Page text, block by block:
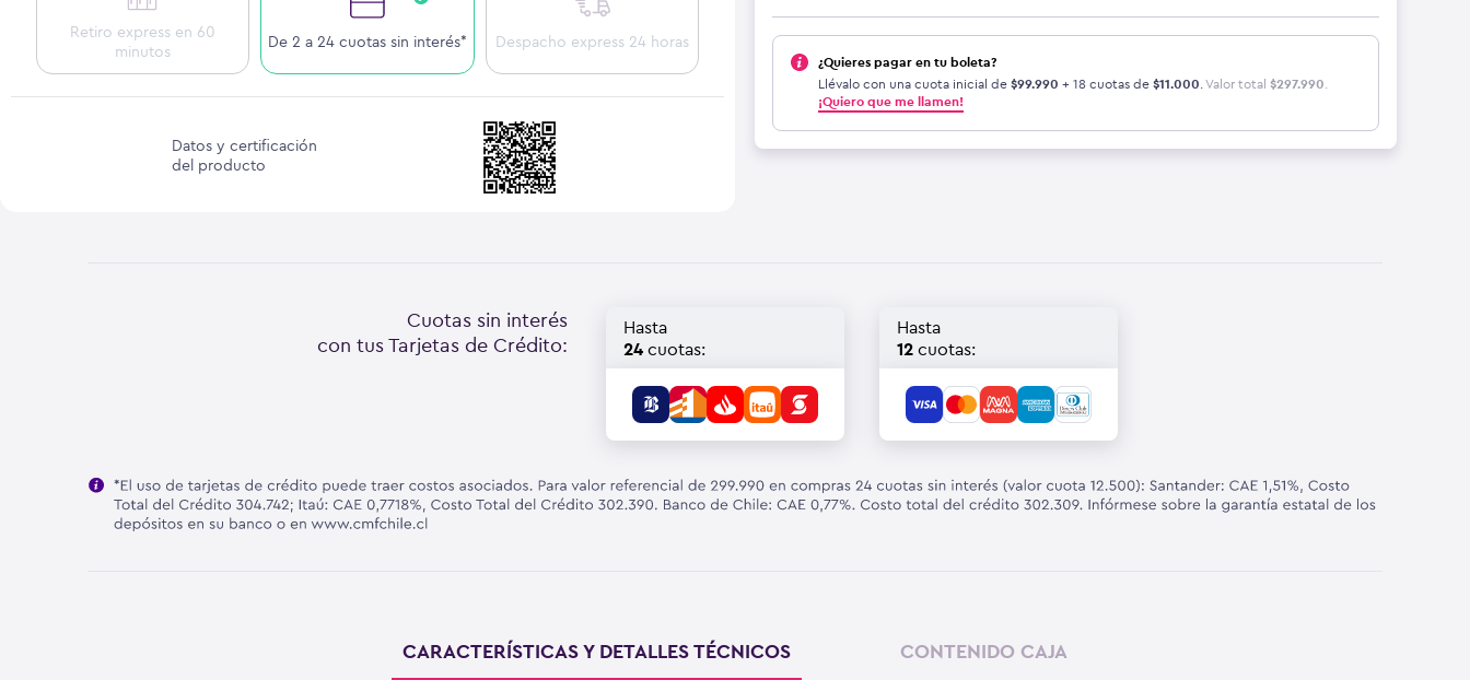
Retiro express en 60
minutos
De 2 a 24 cuotas sin interés* Despacho express 24 horas
Datos y certificación
del producto
¿Quieres pagar en tu boleta?
Llévalo con una cuota inicial de $99.990 + 18 cuotas de $11.000.Valor total $297.990.
¡Quiero que me llamen!
Cuotas sin interés
con tus Tarjetas de Crédito:
Hasta
24 cuotas:
Hasta
12 cuotas:
CARACTERÍSTICAS Y DETALLES TÉCNICOS CONTENIDO CAJA